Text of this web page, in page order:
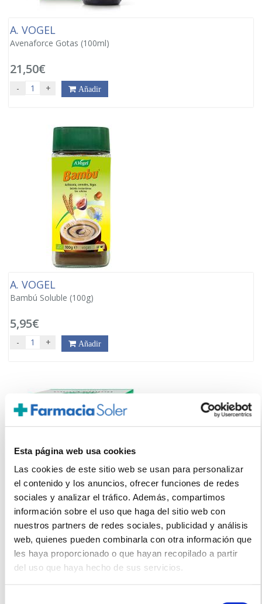
Esta página web usa cookies
Las cookies de este sitio web se usan para personalizar
el contenido y los anuncios, ofrecer funciones de redes
sociales y analizar el tráfico. Además, compartimos
información sobre el uso que haga del sitio web con
nuestros partners de redes sociales, publicidad y análisis
web, quienes pueden combinarla con otra información que
les haya proporcionado o que hayan recopilado a partir
del uso que haya hecho de sus servicios.
A. VOGEL
Avenaforce Gotas (100ml)
21,50€
- + Añadir
A. VOGEL
Bambú Soluble (100g)
5,95€
- + Añadir
A. VOGEL
Boldocynara Comprimidos (60comp)